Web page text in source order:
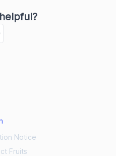
Notice
Fruits